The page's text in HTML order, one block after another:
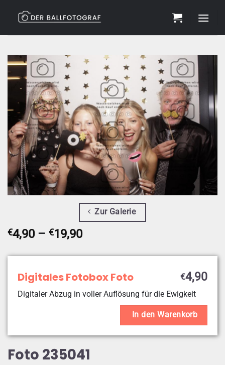
Zur Galerie
Foto 235041
€4,90 – €19,90Preisspanne:
bis
Digitales Fotobox Foto €4,90
Digitaler Abzug in voller Auflösung für die Ewigkeit
In den Warenkorb